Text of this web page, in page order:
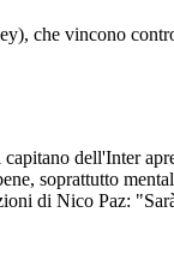
che vincono
capitano dell'Inter
soprattutto
di Nico Paz: